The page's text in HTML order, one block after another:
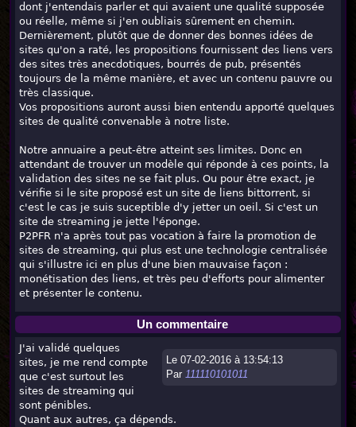
dont j'entendais parler et qui avaient une qualité supposée
ou réelle, même si j'en oubliais sûrement en chemin.
Dernièrement, plutôt que de donner des bonnes idées de
sites qu'on a raté, les propositions fournissent des liens vers
des sites très anecdotiques, bourrés de pub, présentés
toujours de la même manière, et avec un contenu pauvre ou
très classique.
Vos propositions auront aussi bien entendu apporté quelques
sites de qualité convenable à notre liste.
Notre annuaire a peut-être atteint ses limites. Donc en
attendant de trouver un modèle qui réponde à ces points, la
validation des sites ne se fait plus. Ou pour être exact, je
vérifie si le site proposé est un site de liens bittorrent, si
c'est le cas je suis suceptible d'y jetter un oeil. Si c'est un
site de streaming je jette l'éponge.
P2PFR n'a après tout pas vocation à faire la promotion de
sites de streaming, qui plus est une technologie centralisée
qui s'illustre ici en plus d'une bien mauvaise façon :
monétisation des liens, et très peu d'efforts pour alimenter
et présenter le contenu.
Un commentaire
Le 07-02-2016 à 13:54:13
Par 111110101011
J'ai validé quelques
sites, je me rend compte
que c'est surtout les
sites de streaming qui
sont pénibles.
Quant aux autres, ça dépends.